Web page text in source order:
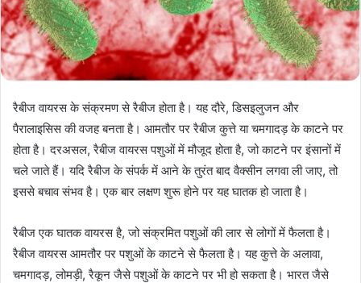
रैबीज वायरस के संक्रमण से रैबीज होता है। यह दौरे, डिसइलुजन और
पैरालाइसिस की वजह बनता है। आमतौर पर रैबीज कुत्ते या चमगादड़ के काटने पर
होता है। दरअसल, रैबीज वायरस पशुओं में मौजूद होता है, जो काटने पर इंसानों में
चले जाते हैं। यदि रैबीज के संपर्क में आने के तुरंत बाद वैक्सीन लगवा ली जाए, तो
इससे बचाव संभव है। एक बार लक्षण शुरू होने पर यह घातक हो जाता है।
रैबीज एक घातक वायरस है, जो संक्रमित पशुओं की लार से लोगों में फैलता है।
रैबीज वायरस आमतौर पर पशुओं के काटने से फैलता है। यह कुत्ते के अलावा,
चमगादड़, लोमड़ी, रैकून जैसे पशुओं के काटने पर भी हो सकता है। भारत जैसे